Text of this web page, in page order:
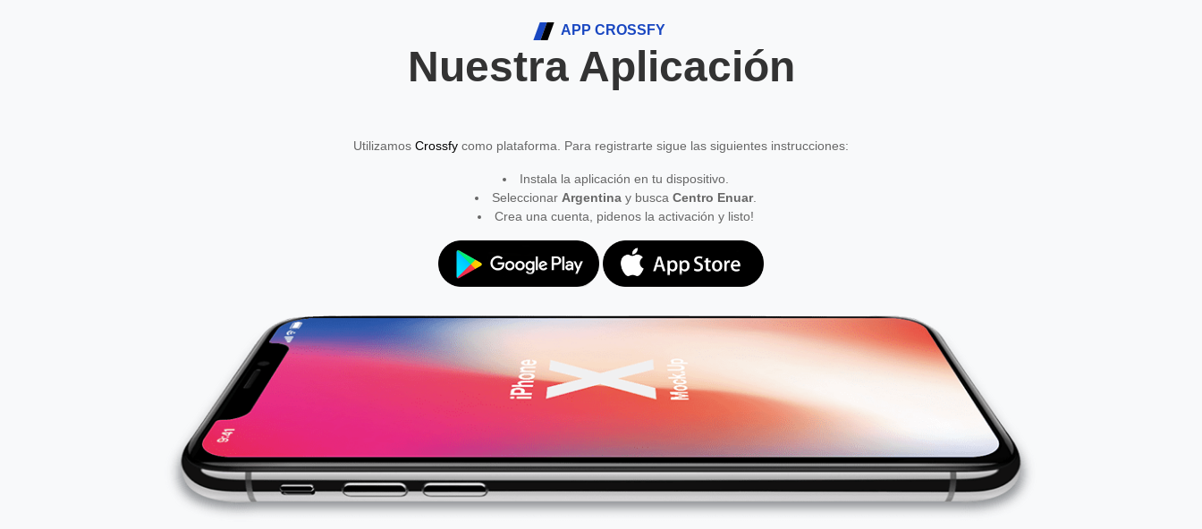
APP CROSSFY
Nuestra Aplicación
Utilizamos Crossfy como plataforma. Para registrarte sigue las siguientes instrucciones:
Instala la aplicación en tu dispositivo.
Seleccionar Argentinay busca Centro Enuar.
Crea una cuenta, pidenos la activación y listo!